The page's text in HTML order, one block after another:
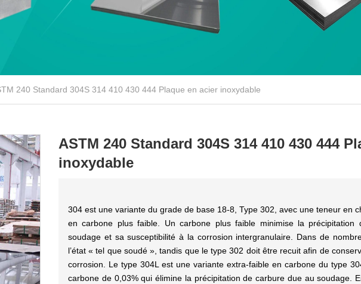
240 Standard 304S 314 410 430 444 Plaque en acier inoxydable
ASTM 240 Standard 304S 314 410 430 444
inoxydable
304 est une variante du grade de base 18-8, Type 302, avec une teneur en
en carbone plus faible. Un carbone plus faible minimise la
soudage et sa susceptibilité à la corrosion intergranulaire. Dans de
l’état « tel que soudé », tandis que le type 302 doit être recuit afin de
corrosion. Le type 304L est une variante extra-faible en carbone du type
carbone de 0,03% qui élimine la précipitation de carbure due au soudage.